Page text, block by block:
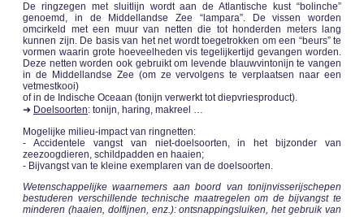
De ringzegen met sluitlijn wordt aan de Atlantische kust “bolinche”
genoemd, in de Middellandse Zee “lampara”. De vissen worden
omcirkeld met een muur van netten die tot honderden meters lang
kunnen zijn. De basis van het net wordt toegetrokken om een “beurs” te
vormen waarin grote hoeveelheden vis tegelijkertijd gevangen worden.
Deze netten worden ook gebruikt om levende blauwvintonijn te vangen
in de Middellandse Zee (om ze vervolgens te verplaatsen naar een
vetmestkooi)
of in de Indische Oceaan (tonijn verwerkt tot diepvriesproduct).
➜ Doelsoorten: tonijn, haring, makreel …
Mogelijke milieu-impact van ringnetten:
- Accidentele vangst van niet-doelsoorten, in het bijzonder van
zeezoogdieren, schildpadden en haaien;
- Bijvangst van te kleine exemplaren van de doelsoorten.
Wetenschappelijke waarnemers aan boord van tonijnvisserijschepen
bestuderen verschillende technische maatregelen om de bijvangst te
minderen (haaien, dolfijnen, enz.): ontsnappingsluiken, het gebruik van